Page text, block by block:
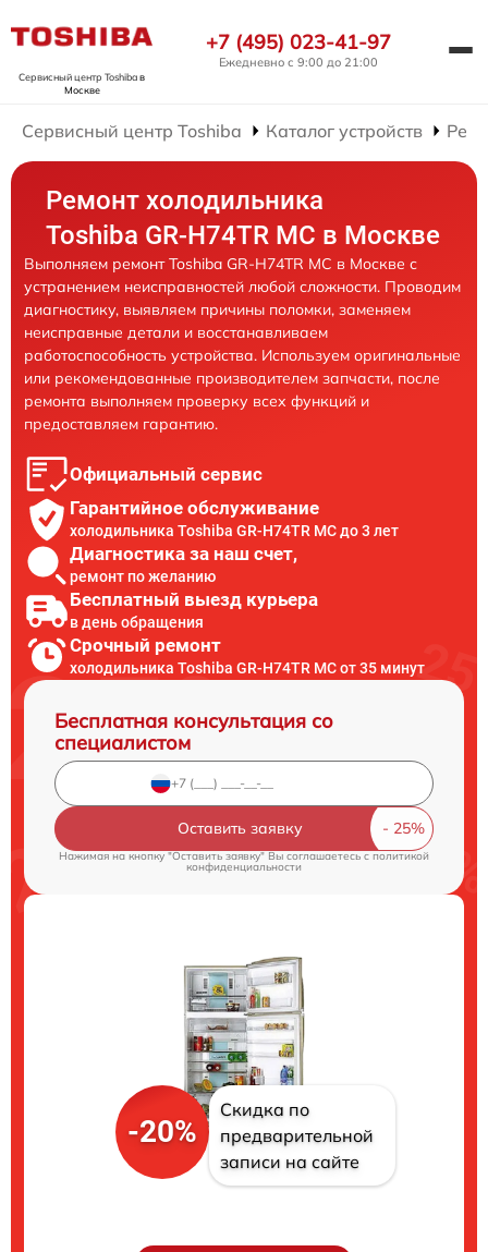
Сервисный центр Toshibaв
Москве
+7 (495) 023-41-97
Ежедневно с 9:00 до 21:00
Сервисный центр Toshiba Каталог устройств
Ремонт холодильника
Toshiba GR-H74TR MC в Москве
Выполняем ремонт Toshiba GR-H74TR MC в Москве с
устранением неисправностей любой сложности. Проводим
диагностику, выявляем причины поломки, заменяем
неисправные детали и восстанавливаем
работоспособность устройства. Используем оригинальные
или рекомендованные производителем запчасти, после
ремонта выполняем проверку всех функций и
предоставляем гарантию.
Официальный сервис
Гарантийное обслуживание
холодильника Toshiba GR-H74TR MC до 3 лет
Диагностика за наш счет,
ремонт по желанию
Бесплатный выезд курьера
в день обращения
Срочный ремонт
холодильника Toshiba GR-H74TR MC от 35 минут
Бесплатная консультация со
специалистом
Оставить заявку
Нажимая на кнопку "Оставить заявку" Вы соглашаетесь cполитикой
конфиденциальности
-20%
Скидка по
предварительной
записи на сайте